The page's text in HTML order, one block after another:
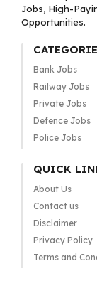
Jobs, High-
Opportunities.
Bank Jobs
Railway Jobs
Private Jobs
Defence Jobs
Police Jobs
QUICK
About Us
Contact us
Disclaimer
Privacy Policy
Terms and